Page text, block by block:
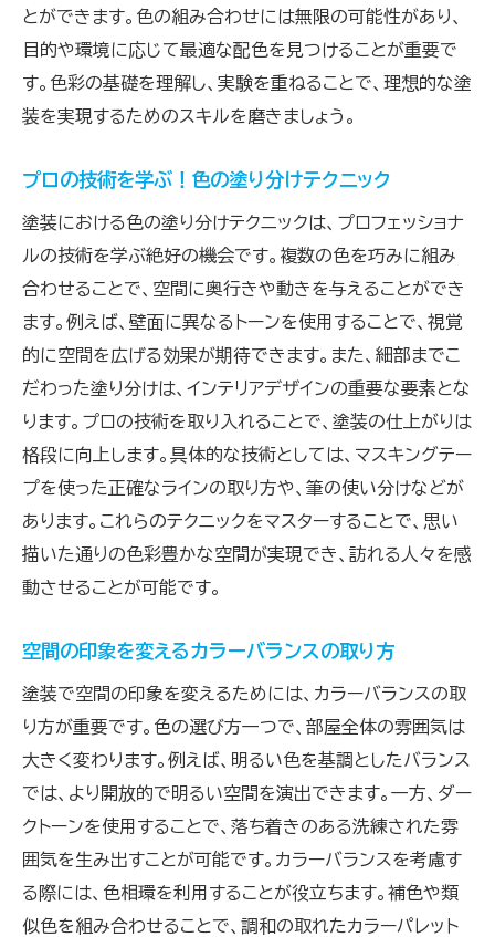
とができます。色の組み合わせには無限の可能性があり、
目的や環境に応じて最適な配色を見つけることが重要で
す。色彩の基礎を理解し、実験を重ねることで、理想的な塗
装を実現するためのスキルを磨きましょう。
プロの技術を学ぶ！色の塗り分けテクニック
塗装における色の塗り分けテクニックは、プロフェッショナ
ルの技術を学ぶ絶好の機会です。複数の色を巧みに組み
合わせることで、空間に奥行きや動きを与えることができ
ます。例えば、壁面に異なるトーンを使用することで、視覚
的に空間を広げる効果が期待できます。また、細部までこ
だわった塗り分けは、インテリアデザインの重要な要素とな
ります。プロの技術を取り入れることで、塗装の仕上がりは
格段に向上します。具体的な技術としては、マスキングテー
プを使った正確なラインの取り方や、筆の使い分けなどが
あります。これらのテクニックをマスターすることで、思い
描いた通りの色彩豊かな空間が実現でき、訪れる人々を感
動させることが可能です。
空間の印象を変えるカラーバランスの取り方
塗装で空間の印象を変えるためには、カラーバランスの取
り方が重要です。色の選び方一つで、部屋全体の雰囲気は
大きく変わります。例えば、明るい色を基調としたバランス
では、より開放的で明るい空間を演出できます。一方、ダー
クトーンを使用することで、落ち着きのある洗練された雰
囲気を生み出すことが可能です。カラーバランスを考慮す
る際には、色相環を利用することが役立ちます。補色や類
似色を組み合わせることで、調和の取れたカラーパレット